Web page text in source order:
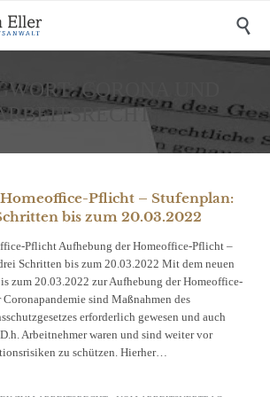

CORONA UND
Pflicht – Stufenplan:
bis zum 20.03.2022
Pflicht Aufhebung der Homeoffice-Pflicht –
Schritten bis zum 20.03.2022 Mit dem neuen
zum 20.03.2022 zur Aufhebung der Homeoffice-
sind Maßnahmen des
erforderlich gewesen und auch
Arbeitnehmer waren und sind weiter vor
zu schützen. Hierher…